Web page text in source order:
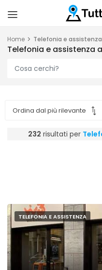
Home Telefonia e
Telefonia e assistenza
232 risultati per
TELEFONIA E ASSISTENZA